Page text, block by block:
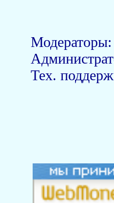
Тех.